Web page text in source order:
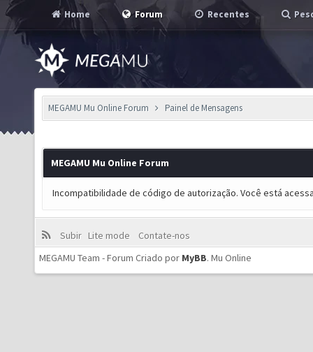
Home Forum Recentes
MEGAMU Mu Online Forum Painel de Mensagens
MEGAMU Mu Online Forum
Incompatibilidade de código de autorização. Você está
Subir Lite mode
Contate-nos
MEGAMU Team - Forum Criado por MyBB. Mu Online